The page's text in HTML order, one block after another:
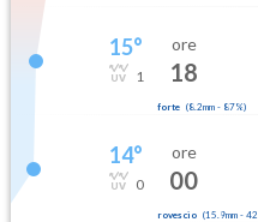
15°
1
ore
18
forte (8.2mm- 87%)
14°
0
ore
00
rovescio (15.9mm- 42